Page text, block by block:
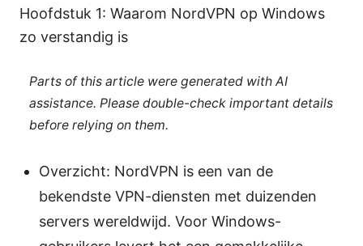
Hoofdstuk 1: Waarom NordVPN op Windows
zo verstandig is
Parts of this article were generated with AI
assistance. Please double-check important details
before relying on them.
Overzicht: NordVPN is een van de
bekendste VPN-diensten met duizenden
servers wereldwijd. Voor Windows-